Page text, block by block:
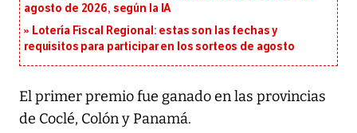
agosto de 2026, según la IA
Lotería Fiscal Regional: estas son las fechas y
requisitos para participar en los sorteos de agosto
El primer premio fue ganado en las provincias
de Coclé, Colón y Panamá.